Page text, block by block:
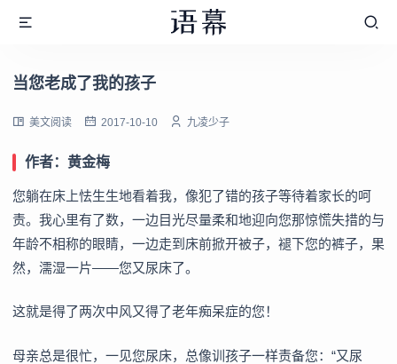
当您老成了我的孩子
美文阅读 2017-10-10 九凌少子
作者：黄金梅
您躺在床上怯生生地看着我，像犯了错的孩子等待着家长的呵
责。我心里有了数，一边目光尽量柔和地迎向您那惊慌失措的与
年龄不相称的眼睛，一边走到床前掀开被子，褪下您的裤子，果
然，濡湿一片——您又尿床了。
这就是得了两次中风又得了老年痴呆症的您！
母亲总是很忙，一见您尿床，总像训孩子一样责备您：“又尿